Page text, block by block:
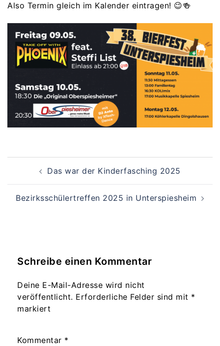
Also Termin gleich im Kalender eintragen! 😉🍻
Das war der Kinderfasching 2025
Bezirksschülertreffen 2025 in Unterspiesheim
Schreibe einen Kommentar
Deine E-Mail-Adresse wird nicht
veröffentlicht. Erforderliche Felder sind mit *
markiert
Kommentar *